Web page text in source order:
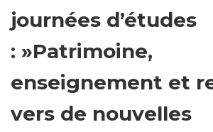
journées d’études
: »Patrimoine,
enseignement et
vers de nouvelles